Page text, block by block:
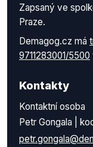
Zapsaný ve
Praze.
Demagog.cz má
9711283001/5500
Kontakty
Kontaktní osoba
Petr Gongala |